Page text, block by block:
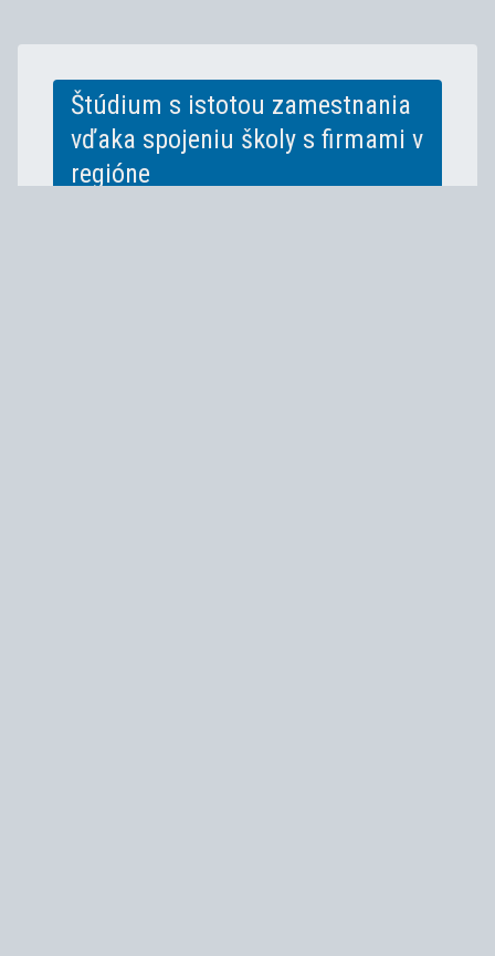
Štúdium s istotou zamestnania
vďaka spojeniu školy s firmami v
regióne